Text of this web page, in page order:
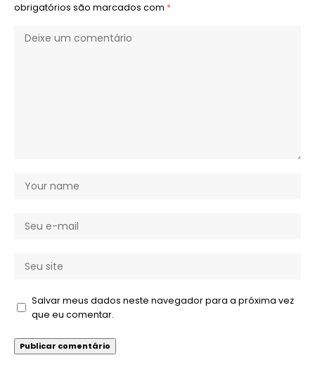
obrigatórios são marcados com *
Salvar meus dados neste navegador para a próxima vez
que eu comentar.